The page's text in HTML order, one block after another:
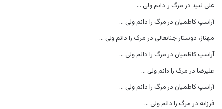
علی نبید در مرگ را دانم ولی …
آراسپ کاظمیان در مرگ را دانم ولی …
مهناز، دوستار جنابعالی در مرگ را دانم ولی …
آراسپ کاظمیان در مرگ را دانم ولی …
علیرضا در مرگ را دانم ولی …
آراسپ کاظمیان در مرگ را دانم ولی …
فرزانه در مرگ را دانم ولی …